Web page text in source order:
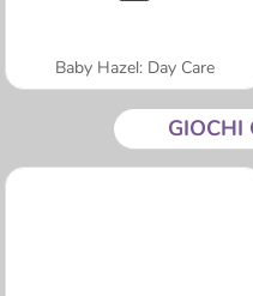
Baby Hazel: Day Care
GIOCHI